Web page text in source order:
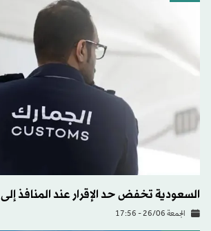
السعودية تخفض حد الإقرار عند المنافذ إلى 10.6 آلاف دولار
الجمعة 26/06 - 17:56